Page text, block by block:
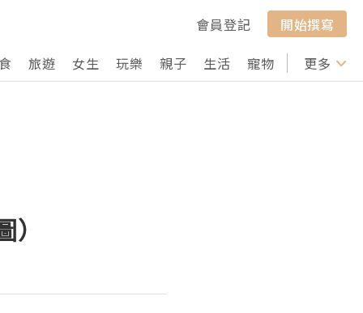
會員登記
開始撰寫
旅遊 女生 玩樂 親子 生活 寵物 行山 打卡
更多